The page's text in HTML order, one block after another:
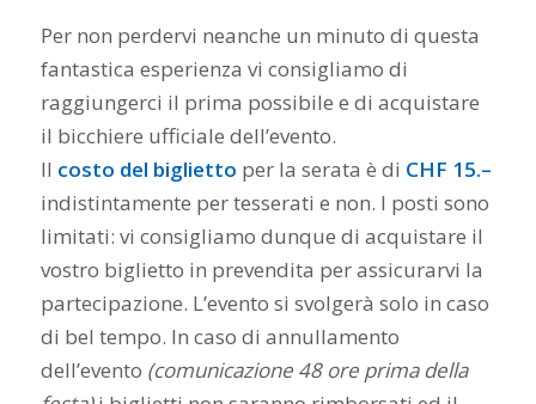
Per non perdervi neanche un minuto di questa
fantastica esperienza vi consigliamo di
raggiungerci il prima possibile e di acquistare
il bicchiere ufficiale dell’evento.
Il costo del biglietto per la serata è di CHF 15.–
indistintamente per tesserati e non. I posti sono
limitati: vi consigliamo dunque di acquistare il
vostro biglietto in prevendita per assicurarvi la
partecipazione. L’evento si svolgerà solo in caso
di bel tempo. In caso di annullamento
dell’evento (comunicazione 48 ore prima della